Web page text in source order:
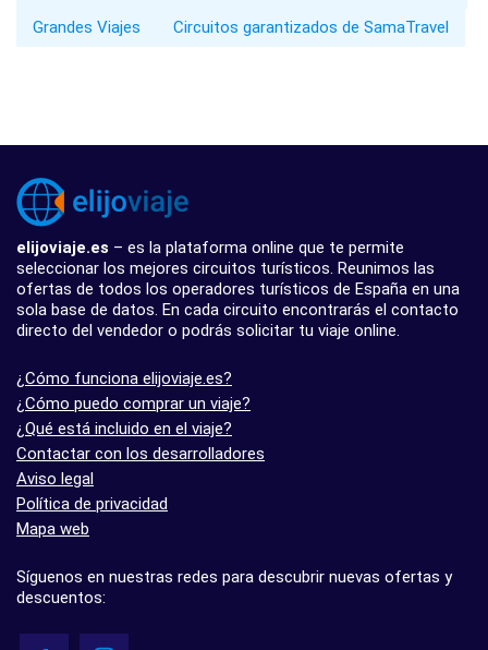
Grandes Viajes
Circuitos garantizados de SamaTravel
elijoviaje.es – es la plataforma online que te permite
seleccionar los mejores circuitos turísticos. Reunimos las
ofertas de todos los operadores turísticos de España en una
sola base de datos. En cada circuito encontrarás el contacto
directo del vendedor o podrás solicitar tu viaje online.
¿Cómo funciona elijoviaje.es?
¿Cómo puedo comprar un viaje?
¿Qué está incluido en el viaje?
Contactar con los desarrolladores
Aviso legal
Política de privacidad
Mapa web
Síguenos en nuestras redes para descubrir nuevas ofertas y
descuentos: